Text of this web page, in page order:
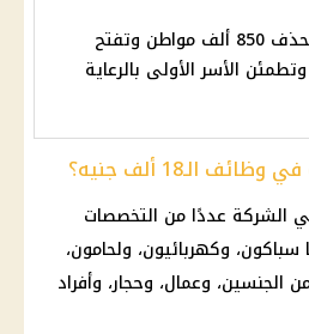
التموين تحذف 850 ألف مواطن وتفتح
الأسر الأولى بالرعاية
الـ18 ألف جنيه؟
الشركة عددًا من التخصصات
سباكون، وكهربائيون، ولحامون،
الجنسين، وعمال، وحجار، وأفراد